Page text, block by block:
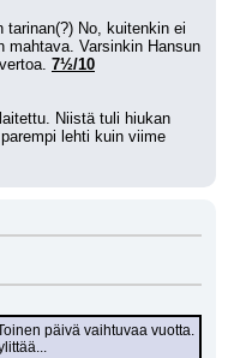
tarinan(?) No, kuitenkin ei
mahtava. Varsinkin Hansun
7½/10
Niistä tuli hiukan
lehti kuin viime
päivä vaihtuvaa vuotta.